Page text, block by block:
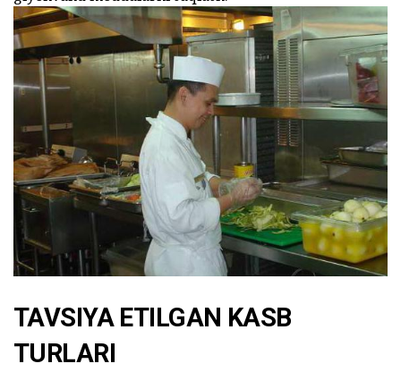
TAVSIYA ETILGAN KASB
TURLARI